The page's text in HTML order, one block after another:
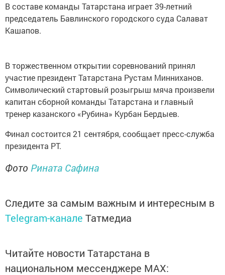
В составе команды Татарстана играет 39-летний
председатель Бавлинского городского суда Салават
Кашапов.
В торжественном открытии соревнований принял
участие президент Татарстана Рустам Минниханов.
Символический стартовый розыгрыш мяча произвели
капитан сборной команды Татарстана и главный
тренер казанского «Рубина» Курбан Бердыев.
Финал состоится 21 сентября, сообщает пресс-служба
президента РТ.
Фото Рината Сафина
Следите за самым важным и интересным в
Telegram-канале Татмедиа
Читайте новости Татарстана в
национальном мессенджере MАХ: